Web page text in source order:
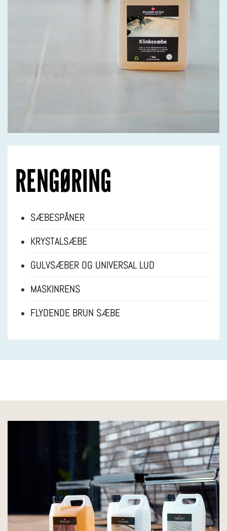
RENGØRING
SÆBESPÅNER
KRYSTALSÆBE
GULVSÆBER OG UNIVERSAL LUD
MASKINRENS
FLYDENDE BRUN SÆBE